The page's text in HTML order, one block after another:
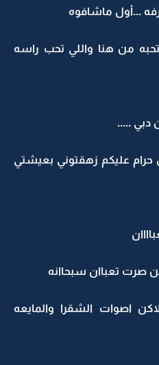
...أول ماشافوه
من هنا واللي تحب راسه
دبي .....
عليكم زهقتوني بعيشتي
صرت تعباان سبحاانه
اصوات الشقرا والمايعه